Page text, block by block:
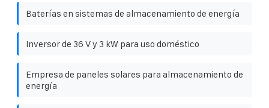
Baterías en sistemas de almacenamiento de energía
Inversor de 36 V y 3 kW para uso doméstico
Empresa de paneles solares para almacenamiento de
energía